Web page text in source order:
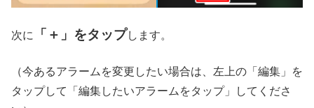
次に 「＋」をタップします。
（今あるアラームを変更したい場合は、左上の「編集」を
タップして「編集したいアラームをタップ」してくださ